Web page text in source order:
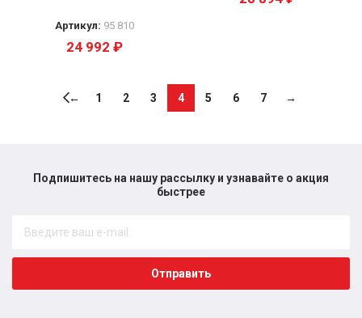
Артикул: 95 810
24 992 ₽
← 1 2 3 4 5 6 7 →
Подпишитесь на нашу рассылку и узнавайте о акция
быстрее​
Отправить